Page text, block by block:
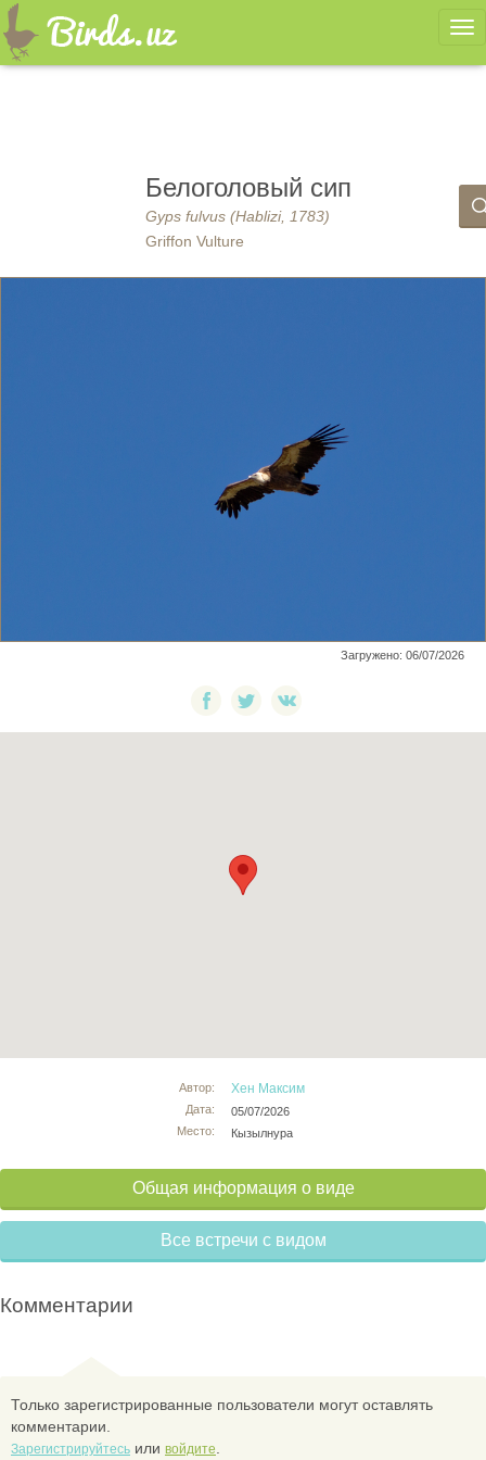
Белоголовый сип
Gyps fulvus (Hablizi, 1783)
Griffon Vulture
Загружено: 06/07/2026
Автор:
Дата:
Место:
Хен Максим
05/07/2026
Кызылнура
Общая информация о виде
Все встречи с видом
Комментарии
Только зарегистрированные пользователи могут оставлять
комментарии.
Зарегистрируйтесь или войдите